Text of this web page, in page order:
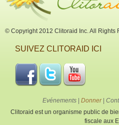
© Copyright 2012 Clitoraid Inc. All Rights
SUIVEZ CLITORAID ICI
Evénements Donner|
Clitoraid est un organisme public de
fiscale aux